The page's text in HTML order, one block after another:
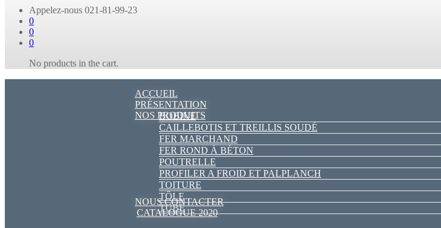
Appelez-nous 021-81-99-23
0
0
0
No products in the cart.
ACCUEIL
PRÉSENTATION
NOS PRODUITS
BOBINE
CAILLEBOTIS ET TREILLIS SOUDÉ
FER MARCHAND
FER ROND À BÉTON
POUTRELLE
PROFILER A FROID ET PALPLANCH
TOITURE
TÔLE
TUBE
NOUS CONTACTER
CATALOGUE 2020